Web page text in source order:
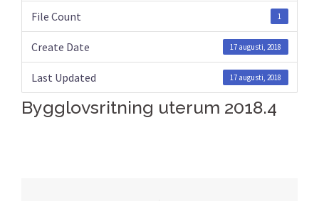
File Count 1
Create Date 17 augusti, 2018
Last Updated 17 augusti, 2018
Bygglovsritning uterum 2018.4